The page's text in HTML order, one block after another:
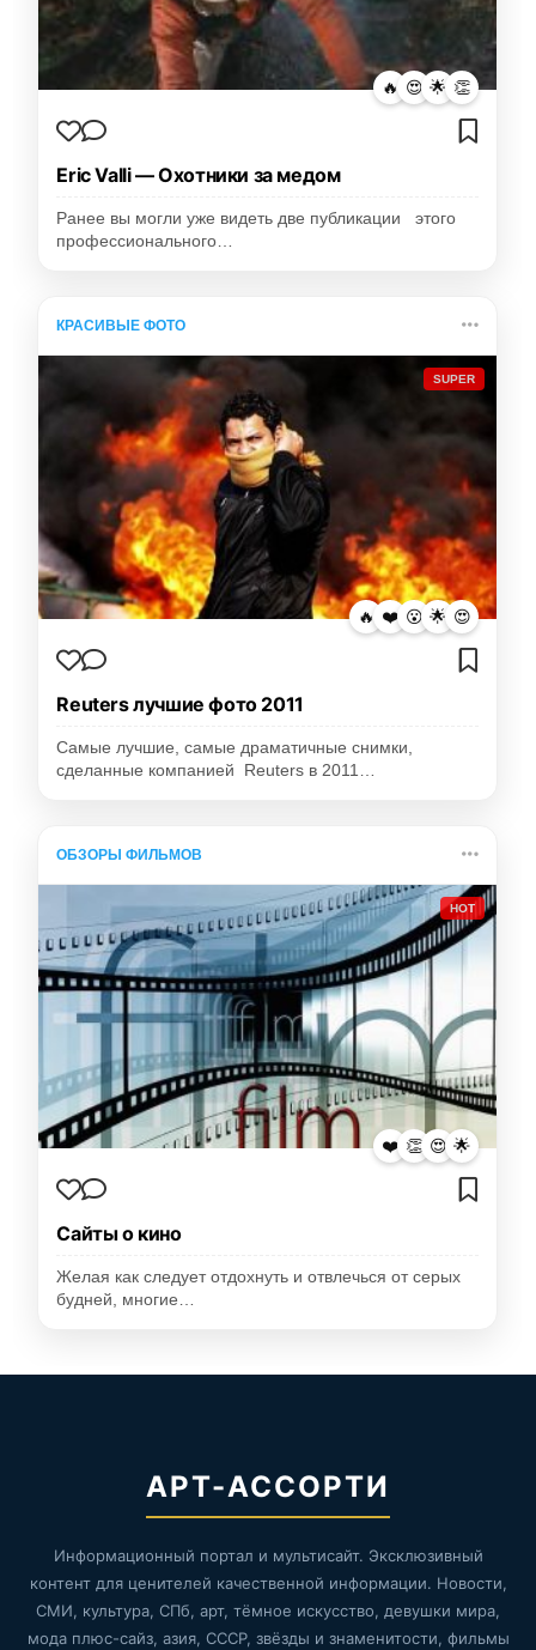
🔥 😍 🌟 👏
Eric Valli — Охотники за медом
Ранее вы могли уже видеть две публикации этого
профессионального…
КРАСИВЫЕ ФОТО
SUPER
🔥 ❤️ 😮 🌟 😍
Reuters лучшие фото 2011
Самые лучшие, самые драматичные снимки,
сделанные компанией Reuters в 2011…
ОБЗОРЫ ФИЛЬМОВ
HOT
❤️ 👏 😍 🌟
Сайты о кино
Желая как следует отдохнуть и отвлечься от серых
будней, многие…
АРТ-АССОРТИ
Информационный портал и мультисайт. Эксклюзивный
контент для ценителей качественной информации. Новости,
СМИ, культура, СПб, арт, тёмное искусство, девушки мира,
мода плюс-сайз, азия, СССР, звёзды и знаменитости, фильмы